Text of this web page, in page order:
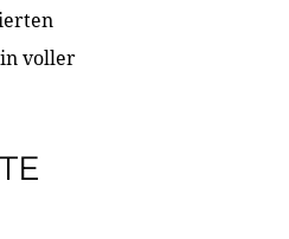
voller